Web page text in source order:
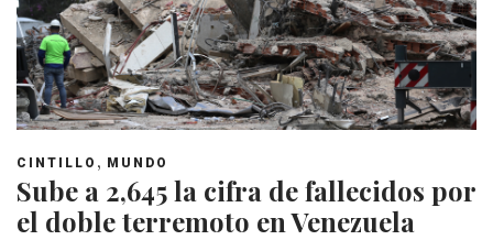
CINTILLO , MUNDO
Sube a 2,645 la cifra de fallecidos por
el doble terremoto en Venezuela